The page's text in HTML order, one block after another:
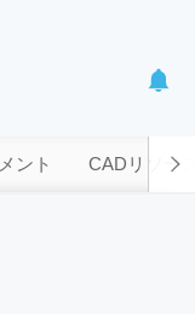
ント CADリソー